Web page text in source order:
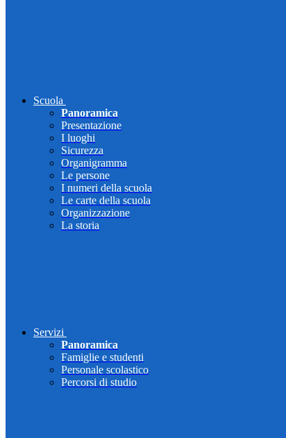
Scuola
Panoramica
Presentazione
I luoghi
Sicurezza
Organigramma
Le persone
I numeri della scuola
Le carte della scuola
Organizzazione
La storia
Servizi
Panoramica
Famiglie e studenti
Personale scolastico
Percorsi di studio